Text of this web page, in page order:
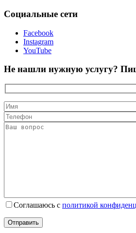
Социальные сети
Facebook
Instagram
YouTube
Не нашли нужную услугу?
Соглашаюсь с политикой